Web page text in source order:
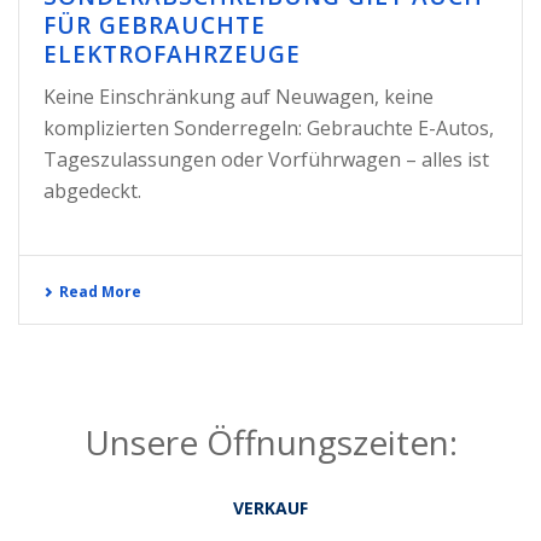
FÜR GEBRAUCHTE
ELEKTROFAHRZEUGE
Keine Einschränkung auf Neuwagen, keine
komplizierten Sonderregeln: Gebrauchte E-Autos,
Tageszulassungen oder Vorführwagen – alles ist
abgedeckt.
Read More
Unsere Öffnungszeiten:
VERKAUF